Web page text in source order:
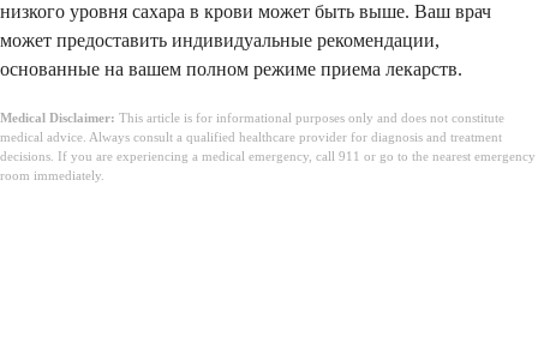
низкого уровня сахара в крови может быть выше. Ваш врач
может предоставить индивидуальные рекомендации,
основанные на вашем полном режиме приема лекарств.
Medical Disclaimer: This article is for informational purposes only and does not constitute
medical advice. Always consult a qualified healthcare provider for diagnosis and treatment
decisions. If you are experiencing a medical emergency, call 911 or go to the nearest emergency
room immediately.